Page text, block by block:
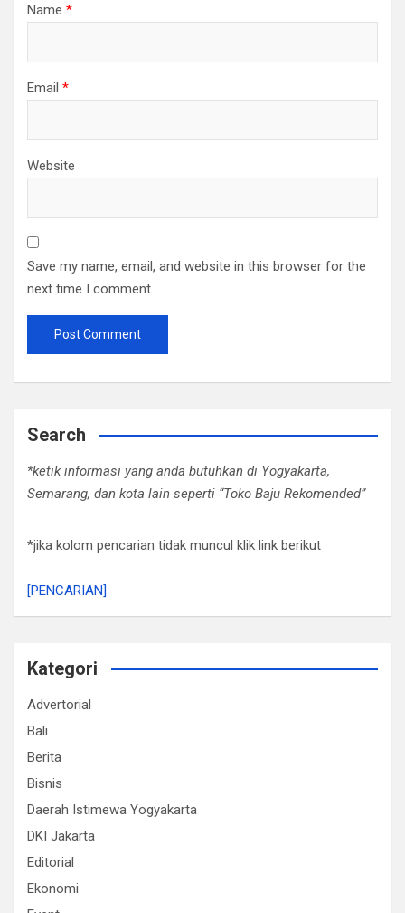
Name *
Email *
Website
Save my name, email, and website in this browser for the
next time I comment.
Search
*ketik informasi yang anda butuhkan di Yogyakarta,
Semarang, dan kota lain seperti “Toko Baju Rekomended”
*jika kolom pencarian tidak muncul klik link berikut
[PENCARIAN]
Kategori
Advertorial
Bali
Berita
Bisnis
Daerah Istimewa Yogyakarta
DKI Jakarta
Editorial
Ekonomi